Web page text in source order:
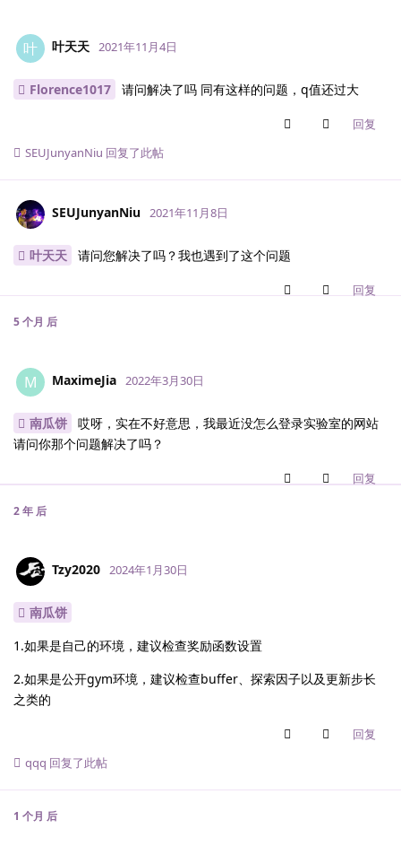
叶 叶天天 2021年11月4日
Florence1017 请问解决了吗 同有这样的问题，q值还过大
回复
SEUJunyanNiu 回复了此帖
SEUJunyanNiu 2021年11月8日
叶天天 请问您解决了吗？我也遇到了这个问题
回复
5 个月 后
M MaximeJia 2022年3月30日
南瓜饼
哎呀，实在不好意思，我最近没怎么登录实验室的网站
请问你那个问题解决了吗？
回复
2 年 后
Tzy2020 2024年1月30日
南瓜饼
1.如果是自己的环境，建议检查奖励函数设置
2.如果是公开gym环境，建议检查buffer、探索因子以及更新步长
之类的
回复
qqq 回复了此帖
1 个月 后